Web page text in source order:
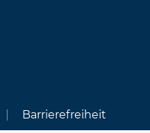
Barrierefreiheit